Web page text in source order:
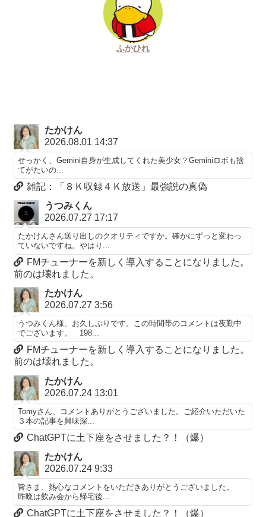
ふかひれ
たかけん
2026.08.01 14:37
せっかく、Gemini自身が生成してくれた美少女？Geminiロボも捨
てがたいの...
雑記：「８Ｋ収録４Ｋ放送」最強説の真偽
うつみくん
2026.07.27 17:17
たかけんさん送り出しのクオリティですか。確かにずっと変わっ
ていないですね。やはり...
FMチューナーを新しく導入することになりました。
前のは壊れました。
たかけん
2026.07.27 3:56
うつみくん様、お久しぶりです。この時間帯のコメントは夜勤中
でございます。 198...
FMチューナーを新しく導入することになりました。
前のは壊れました。
たかけん
2026.07.24 13:01
Tomyさん、コメントありがとうございました。ご紹介いただいた
３本の記事を興味深...
ChatGPTに土下座をさせました？！（爆）
たかけん
2026.07.24 9:33
皆さま、熱心なコメントをいただきありがとうございました。
昨晩は飲み会から帰宅後...
ChatGPTに土下座をさせました？！（爆）